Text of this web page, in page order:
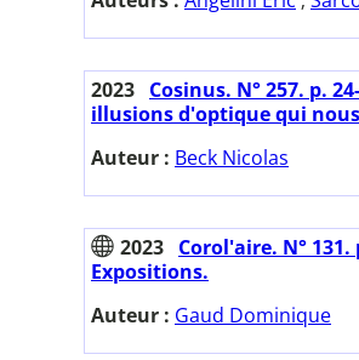
2023 Cosinus. N° 257. p.
illusions d'optique qui
Auteur : Beck Nicolas
2023 Corol'aire. N° 131.
Expositions.
Auteur : Gaud Dominique